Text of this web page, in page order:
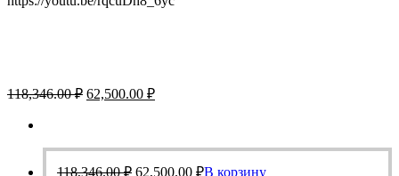
118,346.00₽ Первоначальная
62,500.00 ₽Текущая
118,346.00₽ Первоначальная
62,500.00 ₽Текущая
В корзину